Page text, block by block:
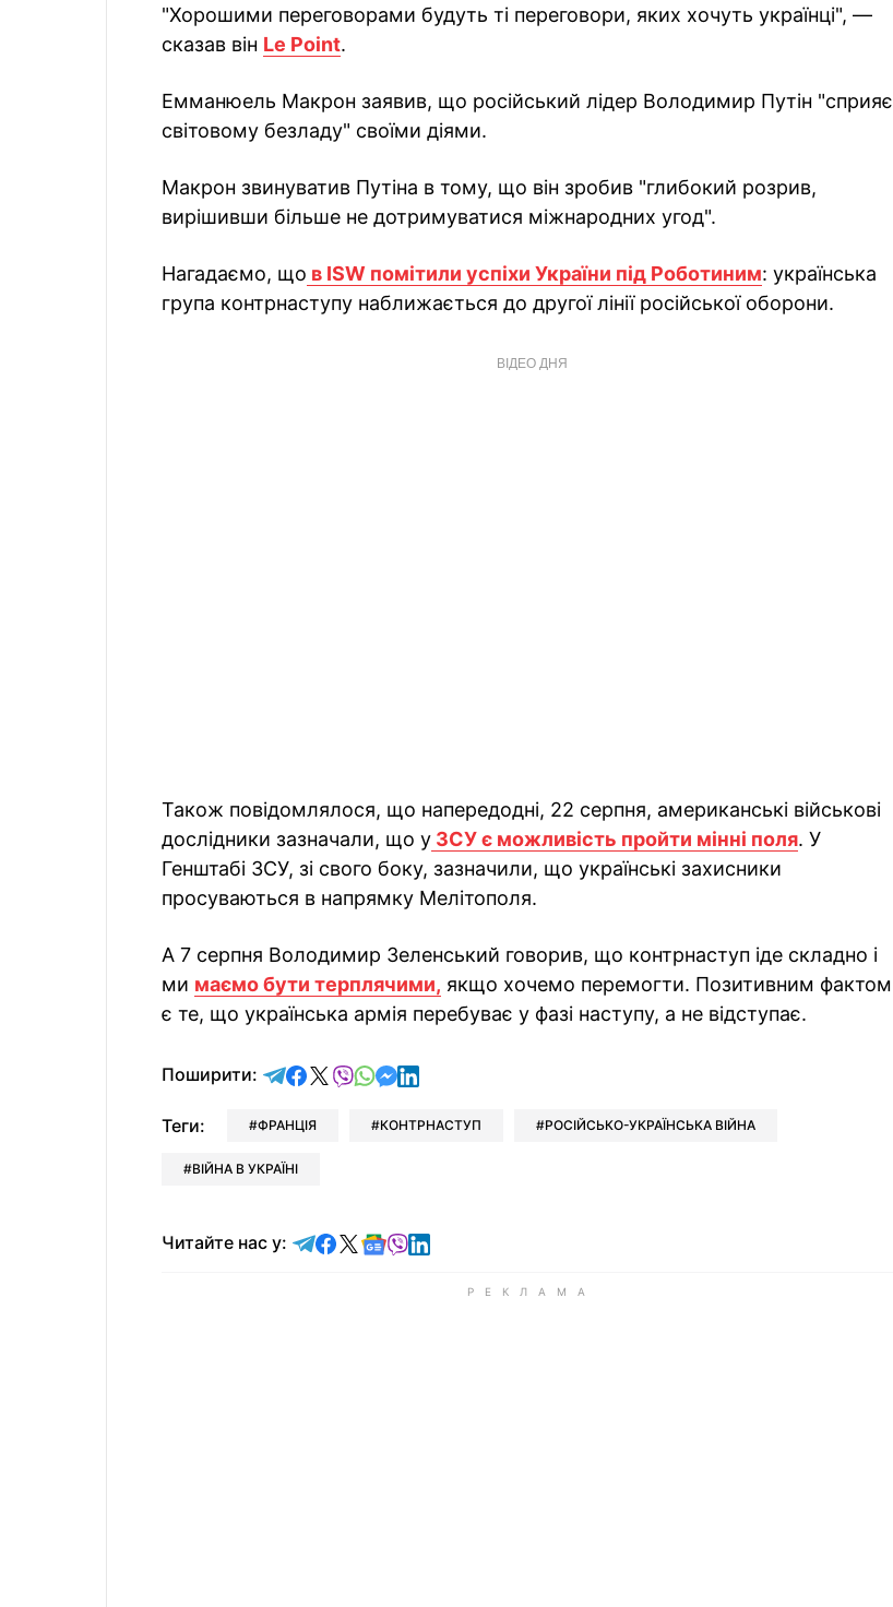
"Хорошими переговорами будуть ті переговори, яких хочуть українці", —
сказав він Le Point.
Емманюель Макрон заявив, що російський лідер Володимир Путін "сприяє
світовому безладу" своїми діями.
Макрон звинуватив Путіна в тому, що він зробив "глибокий розрив,
вирішивши більше не дотримуватися міжнародних угод".
Нагадаємо, що в ISW помітили успіхи України під Роботиним: українська
група контрнаступу наближається до другої лінії російської оборони.
ВІДЕО ДНЯ
Також повідомлялося, що напередодні, 22 серпня, американські військові
дослідники зазначали, що у ЗСУ є можливість пройти мінні поля. У
Генштабі ЗСУ, зі свого боку, зазначили, що українські захисники
просуваються в напрямку Мелітополя.
А 7 серпня Володимир Зеленський говорив, що контрнаступ іде складно і
ми маємо бути терплячими, якщо хочемо перемогти. Позитивним фактом
є те, що українська армія перебуває у фазі наступу, а не відступає.
Поширити: відправити у Telegram
поділитись у Facebook
поділитись у X
відправити у Viber
відправити у Whatsapp
відправити у Messenger
відправити у LinkedIn
Теги: ФРАНЦІЯ КОНТРНАСТУП РОСІЙСЬКО-УКРАЇНСЬКА ВІЙНА
ВІЙНА В УКРАЇНІ
Читайте нас у: Читайте у Telegram
Читайте у Facebook
Читайте у X
Читайте у Google news
Читайте у Viber
Читайте у LinkedIn